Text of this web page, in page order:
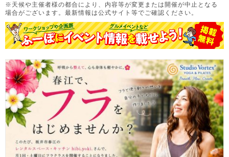
※天候や主催者様の都合により、内容等が変更または開催が中止となる
場合がございます。 最新情報は公式サイト等でご確認ください。